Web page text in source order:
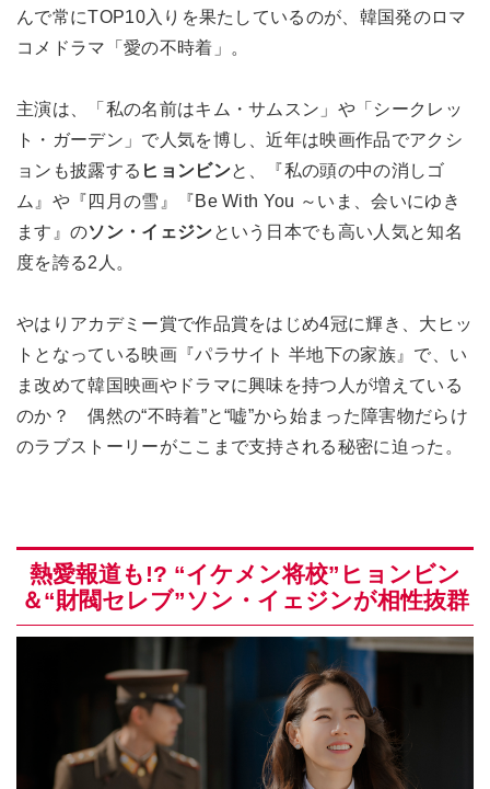
んで常にTOP10入りを果たしているのが、韓国発のロマ
コメドラマ「愛の不時着」。
主演は、「私の名前はキム・サムスン」や「シークレッ
ト・ガーデン」で人気を博し、近年は映画作品でアクシ
ョンも披露する ヒョンビンと、『私の頭の中の消しゴ
ム』や『四月の雪』『Be With You ～いま、会いにゆき
ます』のソン・イェジンという日本でも高い人気と知名
度を誇る2人。
やはりアカデミー賞で作品賞をはじめ4冠に輝き、大ヒッ
トとなっている映画『パラサイト 半地下の家族』で、い
ま改めて韓国映画やドラマに興味を持つ人が増えている
のか？ 偶然の“不時着”と“嘘”から始まった障害物だらけ
のラブストーリーがここまで支持される秘密に迫った。
熱愛報道も!? “イケメン将校”ヒョンビン
＆“財閥セレブ”ソン・イェジンが相性抜群